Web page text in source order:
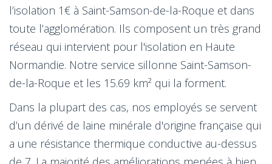
l’isolation 1€ à Saint-Samson-de-la-Roque et dans
toute l’agglomération. Ils composent un très grand
réseau qui intervient pour l'isolation en Haute
Normandie. Notre service sillonne Saint-Samson-
de-la-Roque et les 15.69 km² qui la forment.
Dans la plupart des cas, nos employés se servent
d’un dérivé de laine minérale d'origine française qui
a une résistance thermique conductive au-dessus